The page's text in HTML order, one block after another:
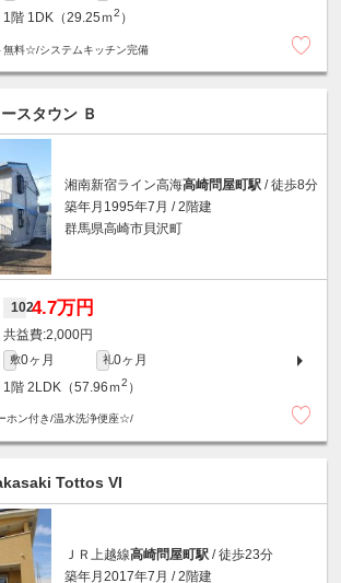
1階 1DK（29.25ｍ2 ）
無料☆/システムキッチン完備
ースタウン Ｂ
湘南新宿ライン高海高崎問屋町駅 / 徒歩8分
築年月1995年7月 / 2階建
群馬県高崎市貝沢町
1024.7万円
2,000円
敷0ヶ月 礼0ヶ月
1階 2LDK（57.96ｍ2 ）
ホン付き/温水洗浄便座☆/
Tottos VI
ＪＲ上越線高崎問屋町駅 / 徒歩23分
築年月2017年7月 / 2階建